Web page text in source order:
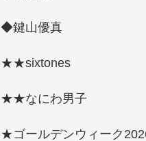
◆鍵山優真
★★sixtones
★★なにわ男子
★ゴールデンウィーク